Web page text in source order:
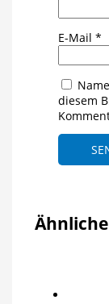
E-Mail *
diesem